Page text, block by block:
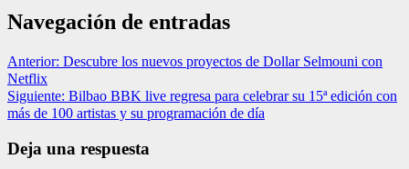
Navegación de entradas
Anterior: Descubre los nuevos proyectos de Dollar Selmouni con
Netflix
Siguiente: Bilbao BBK live regresa para celebrar su 15ª edición con
más de 100 artistas y su programación de día
Deja una respuesta